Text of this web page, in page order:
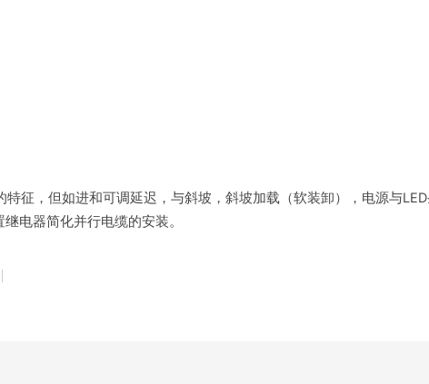
特征，但如进和可调延迟，与斜坡，斜坡加载（软装卸），电源与
电器简化并行电缆的安装。